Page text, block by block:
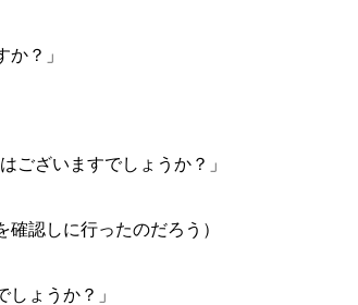
？」
ございますでしょうか？」
認しに行ったのだろう）
ょうか？」